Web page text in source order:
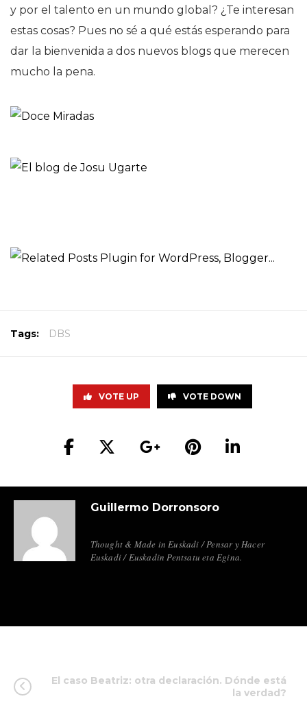
y por el talento en un mundo global? ¿Te interesan
estas cosas? Pues no sé a qué estás esperando para
dar la bienvenida a dos nuevos blogs que merecen
mucho la pena.
Tags: DBS
VOTE UP VOTE DOWN
Guillermo Dorronsoro
Thought & Made in Euskadi / Pensar y Hacer
Euskadi / Euskadin Pentsatu eta Egina.
El caso Beatriz: otra declaración. Dónde está
la verdad?